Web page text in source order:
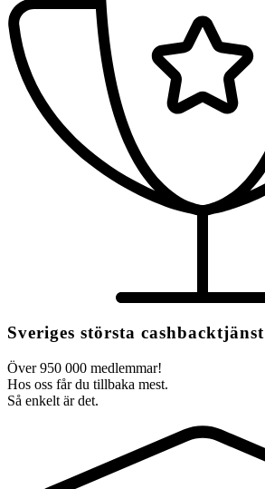
Sveriges största cashbacktjänst
Över 950 000 medlemmar!
Hos oss får du tillbaka mest.
Så enkelt är det.